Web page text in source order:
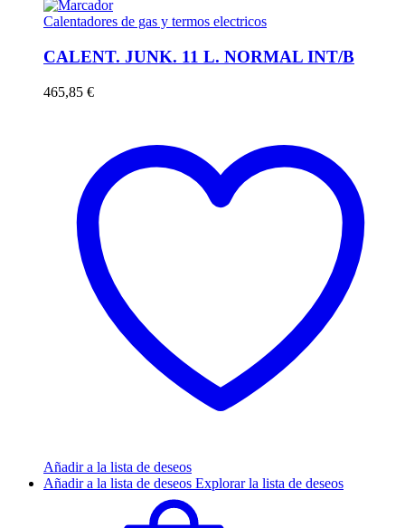
Calentadores de gas y termos electricos
CALENT. JUNK. 11 L. NORMAL INT/B
465,85 €
Añadir a la lista de deseos
Añadir a la lista de deseos Explorar la lista de deseos